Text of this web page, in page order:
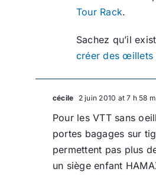
Tour Rack.
Sachez qu’il
créer des œillets
cécile 2 juin 2010 at 7 h 58
Pour les VTT sans
portes bagages sur
permettent pas plus
un siège enfant